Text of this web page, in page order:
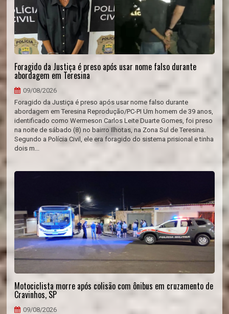
Foragido da Justiça é preso após usar nome falso durante
abordagem em Teresina
09/08/2026
Foragido da Justiça é preso após usar nome falso durante
abordagem em Teresina Reprodução/PC-PI Um homem de 39 anos,
identificado como Wermeson Carlos Leite Duarte Gomes, foi preso
na noite de sábado (8) no bairro Ilhotas, na Zona Sul de Teresina.
Segundo a Polícia Civil, ele era foragido do sistema prisional e tinha
dois m...
Motociclista morre após colisão com ônibus em cruzamento de
Cravinhos, SP
09/08/2026